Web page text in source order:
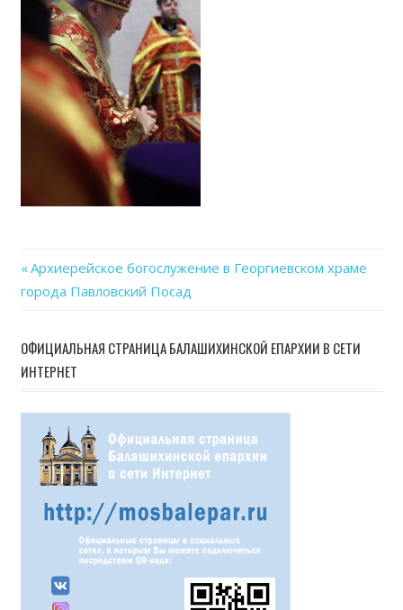
Навигация
записям
Previous
Post:
Архиерейское богослужение в Георгиевском храме
города Павловский Посад
ОФИЦИАЛЬНАЯ СТРАНИЦА БАЛАШИХИНСКОЙ ЕПАРХИИ В СЕТИ
ИНТЕРНЕТ